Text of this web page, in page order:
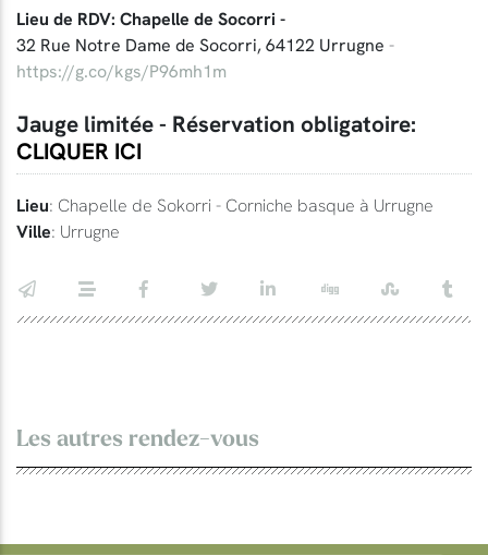
Lieu de RDV: Chapelle de Socorri -
32 Rue Notre Dame de Socorri, 64122 Urrugne -
https://g.co/kgs/P96mh1m
Jauge limitée - Réservation obligatoire:
CLIQUER ICI
Lieu: Chapelle de Sokorri - Corniche basque à Urrugne
Ville: Urrugne
Les autres rendez-vous